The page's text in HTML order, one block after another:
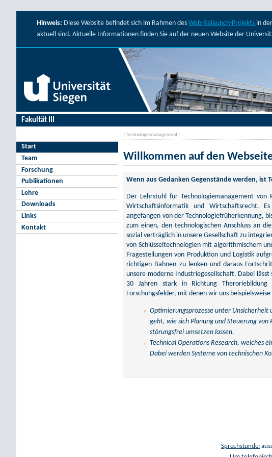
Hinweis: Diese Website befindet sich im Rahmen des Web-Relaunch-Projekts in
aktuell sind. Aktuelle Informationen finden Sie auf der neuen Website der
Fakultät III
Start
Team
Forschung
Publikationen
Lehre
Downloads
Links
Kontakt
/technologiemanagement/
Willkommen auf den
Wenn aus Gedanken Gegenstände werden, ist
Der Lehrstuhl für Technologiemanagement
Wirtschaftsinformatik und Wirtschaftsrecht.
angefangen von der Technologiefrüherkennung,
zum einen, den technologischen Anschluss an
sozial verträglich in unsere Gesellschaft zu
von Schlüsseltechnologien mit algorithmischem
Fragestellungen von Produktion und Logistik
richtigen Bahnen zu lenken und daraus
unsere moderne Industriegesellschaft. Dabei
30 Jahren stark in Richtung Theroriebildung
Forschungsfelder, mit denen wir uns
Optimierungsprozesse unter Unsicherheit
geht, wie sich Planung und Steuerung
störungsfrei umsetzen lassen.
Technical Operations Research, welches
Dabei werden Systeme von technischen
Sprechstunde: